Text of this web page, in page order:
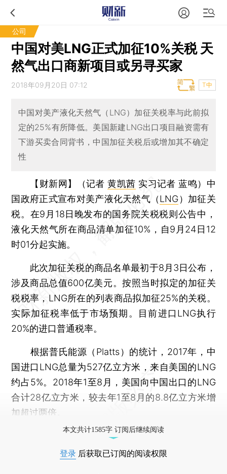
公司
中国对美LNG正式加征10%关税 天
然气出口商新项目或另寻买家
2018年09月20日 07:12 T中
中国对美产液化天然气（LNG）加征关税率与此前拟
定的25%有所降低。美国新建LNG出口项目融资需有
下游买卖合同背书，中国加征关税后或增加其不确定
性
【财新网】（记者黄凯茜 实习记者 蓝鸣） 中
国政府正式宣布对美产液化天然气（LNG）加征关
税。在9月18日晚发布的国务院关税税则公告中，
液化天然气所在商品清单加征10%，自9月24日12
时01分起实施。
此次加征关税的商品名单最初于8月3日公布，
涉及商品总值600亿美元。按照当时拟定的加征关
税税率，LNG所在的列表商品拟加征25%的关税。
实际加征税率低于市场预期。目前进口LNG执行
20%的进口普通税率。
根据普氏能源（Platts）的统计，2017年，中
国进口LNG总量为527亿立方米，来自美国的LNG
约占5%。2018年1至8月，美国向中国出口的LNG
合计28亿立方米，较去年1至8月的8.8亿立方米增
加超过两倍。
本文共计1585字 订阅后继续阅读
登录 后获取已订阅的阅读权限